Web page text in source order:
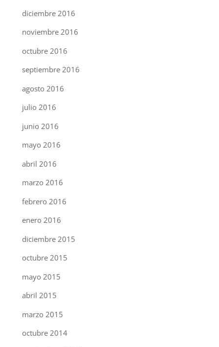
diciembre 2016
noviembre 2016
octubre 2016
septiembre 2016
agosto 2016
julio 2016
junio 2016
mayo 2016
abril 2016
marzo 2016
febrero 2016
enero 2016
diciembre 2015
octubre 2015
mayo 2015
abril 2015
marzo 2015
octubre 2014